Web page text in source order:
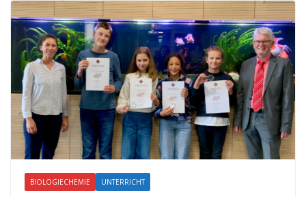
BIOLOGIECHEMIE UNTERRICHT